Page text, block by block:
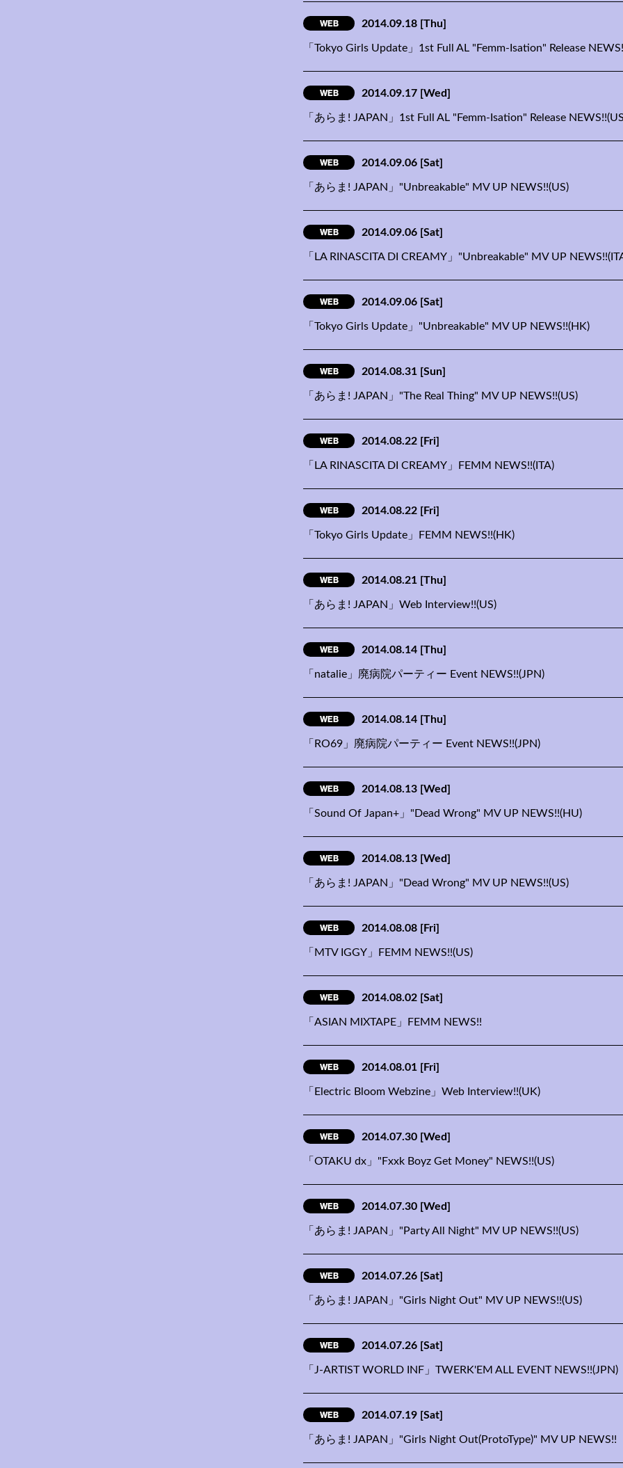
WEB 2014.09.18 [Thu]
「Tokyo Girls Update」1st Full AL "Femm-Isation" Release
WEB 2014.09.17 [Wed]
「あらま! JAPAN」1st Full AL "Femm-Isation" Release
WEB 2014.09.06 [Sat]
「あらま! JAPAN」"Unbreakable" MV UP NEWS!!(US)
WEB 2014.09.06 [Sat]
「LA RINASCITA DI CREAMY」"Unbreakable" MV UP
WEB 2014.09.06 [Sat]
「Tokyo Girls Update」"Unbreakable" MV UP NEWS!!(HK)
WEB 2014.08.31 [Sun]
「あらま! JAPAN」"The Real Thing" MV UP NEWS!!(US)
WEB 2014.08.22 [Fri]
「LA RINASCITA DI CREAMY」FEMM NEWS!!(ITA)
WEB 2014.08.22 [Fri]
「Tokyo Girls Update」FEMM NEWS!!(HK)
WEB 2014.08.21 [Thu]
「あらま! JAPAN」Web Interview!!(US)
WEB 2014.08.14 [Thu]
「natalie」廃病院パーティー Event NEWS!!(JPN)
WEB 2014.08.14 [Thu]
「RO69」廃病院パーティー Event NEWS!!(JPN)
WEB 2014.08.13 [Wed]
「Sound Of Japan+」"Dead Wrong" MV UP NEWS!!(HU)
WEB 2014.08.13 [Wed]
「あらま! JAPAN」"Dead Wrong" MV UP NEWS!!(US)
WEB 2014.08.08 [Fri]
「MTV IGGY」FEMM NEWS!!(US)
WEB 2014.08.02 [Sat]
「ASIAN MIXTAPE」FEMM NEWS!!
WEB 2014.08.01 [Fri]
「Electric Bloom Webzine」Web Interview!!(UK)
WEB 2014.07.30 [Wed]
「OTAKU dx」"Fxxk Boyz Get Money" NEWS!!(US)
WEB 2014.07.30 [Wed]
「あらま! JAPAN」"Party All Night" MV UP NEWS!!(US)
WEB 2014.07.26 [Sat]
「あらま! JAPAN」"Girls Night Out" MV UP NEWS!!(US)
WEB 2014.07.26 [Sat]
「J-ARTIST WORLD INF」TWERK'EM ALL EVENT NEWS!!(JPN)
WEB 2014.07.19 [Sat]
「あらま! JAPAN」"Girls Night Out(ProtoType)" MV UP NEWS!!